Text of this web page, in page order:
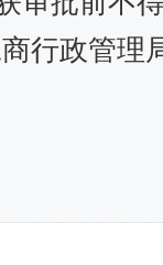
行政管理